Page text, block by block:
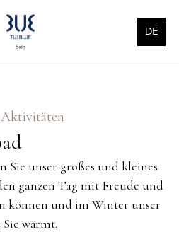
DE
Sie unser großes und kleines
ganzen Tag mit Freude und
können und im Winter unser
wärmt.